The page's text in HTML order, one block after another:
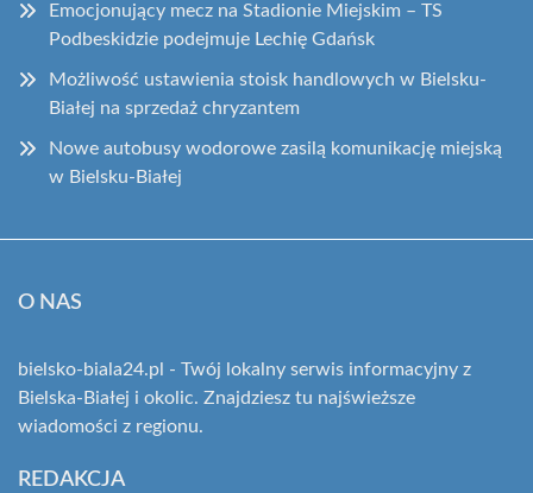
Emocjonujący mecz na Stadionie Miejskim – TS
Podbeskidzie podejmuje Lechię Gdańsk
Możliwość ustawienia stoisk handlowych w Bielsku-
Białej na sprzedaż chryzantem
Nowe autobusy wodorowe zasilą komunikację miejską
w Bielsku-Białej
O NAS
bielsko-biala24.pl - Twój lokalny serwis informacyjny z
Bielska-Białej i okolic. Znajdziesz tu najświeższe
wiadomości z regionu.
REDAKCJA